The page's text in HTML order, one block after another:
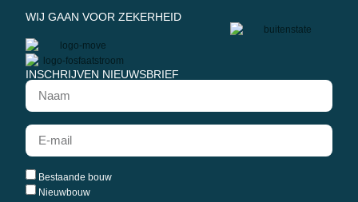
WIJ GAAN VOOR ZEKERHEID
INSCHRIJVEN NIEUWSBRIEF
Bestaande bouw
Nieuwbouw